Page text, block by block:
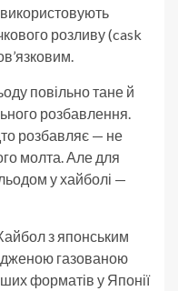
використовують
розливу (cask
повільно тане й
розбавлення.
розбавляє — не
молта. Але для
у хайболі —
з японським
газованою
форматів у Японії